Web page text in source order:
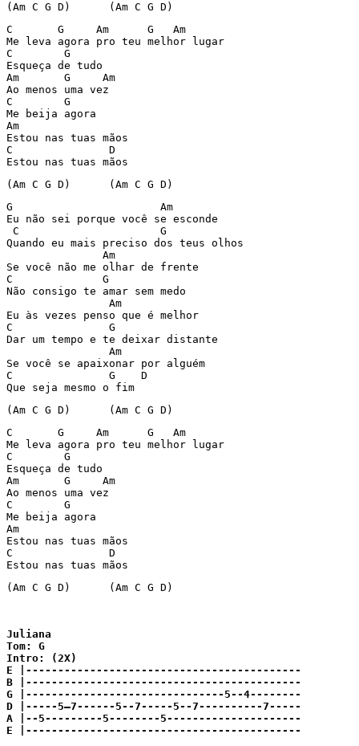
(Am C G D)	(Am C G D)
C       G     Am      G	  Am
Me leva agora pro teu melhor lugar
C        G
Esqueça de tudo
Am       G     Am
Ao menos uma vez
C        G
Me beija agora
Am
Estou nas tuas mãos
C		D
Estou nas tuas mãos
(Am C G D)	(Am C G D)
G			Am
Eu não sei porque você se esconde
C			G
Quando eu mais preciso dos teus olhos
Se você não me olhar de frente
C	       G
Não consigo te amar sem medo
Eu às vezes penso que é melhor
C		G
Dar um tempo e te deixar distante
Se você se apaixonar por alguém
C		G    D
Que seja mesmo o fim
(Am C G D)	(Am C G D)
C       G     Am      G	  Am
Me leva agora pro teu melhor lugar
C        G
Esqueça de tudo
Am       G     Am
Ao menos uma vez
C        G
Me beija agora
Am
Estou nas tuas mãos
C		D
Estou nas tuas mãos
(Am C G D)	(Am C G D)
Juliana
Tom: G
Intro: (2X)
E |-------------------------------------------
B |-------------------------------------------
G |-------------------------------5--4--------
D |-----5—7------5--7-----5--7----------7-----
A |--5---------5--------5---------------------
E |-------------------------------------------